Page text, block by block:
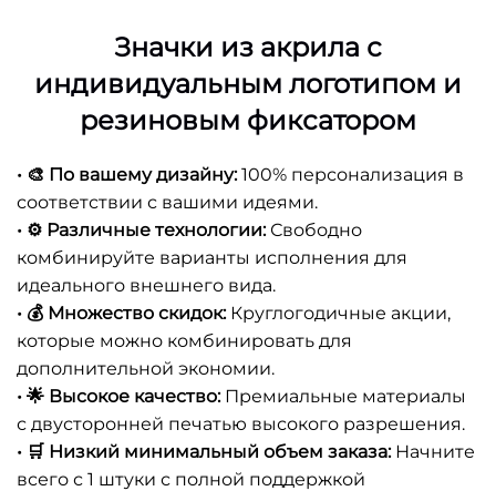
Значки из акрила с
индивидуальным логотипом и
резиновым фиксатором
• 🎨 По вашему дизайну:100% персонализация в
соответствии с вашими идеями.
• ⚙️ Различные технологии: Свободно
комбинируйте варианты исполнения для
идеального внешнего вида.
• 💰 Множество скидок: Круглогодичные акции,
которые можно комбинировать для
дополнительной экономии.
• 🌟 Высокое качество: Премиальные материалы
с двусторонней печатью высокого разрешения.
• 🛒 Низкий минимальный объем заказа: Начните
всего с 1 штуки с полной поддержкой